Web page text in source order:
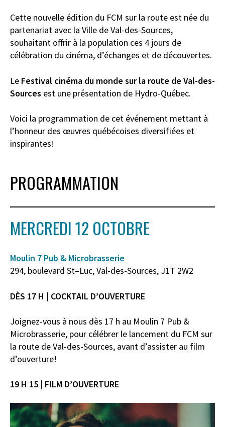
Cette nouvelle édition du FCM sur la route est née du
partenariat avec la Ville de Val-des-Sources,
souhaitant offrir à la population ces 4 jours de
célébration du cinéma, d’échanges et de découvertes.
Le Festival cinéma du monde sur la route de Val-des-
Sources est une présentation de Hydro-Québec.
Voici la programmation de cet événement mettant à
l’honneur des œuvres québécoises diversifiées et
inspirantes!
PROGRAMMATION
MERCREDI 12 OCTOBRE
Moulin 7 Pub & Microbrasserie
294, boulevard St–Luc,Val-des-Sources, J1T 2W2
DÈS 17 H | COCKTAIL D’OUVERTURE
Joignez-vous à nous dès 17 h au Moulin 7 Pub &
Microbrasserie, pour célébrer le lancement du FCM sur
la route de Val-des-Sources, avant d’assister au film
d’ouverture!
19 H 15 | FILM D’OUVERTURE